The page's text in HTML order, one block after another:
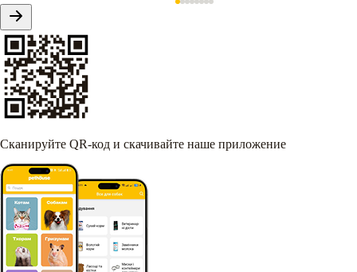
Сканируйте QR-код и скачивайте наше приложение